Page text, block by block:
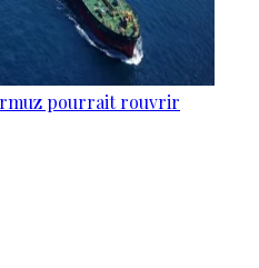
pourrait rouvrir